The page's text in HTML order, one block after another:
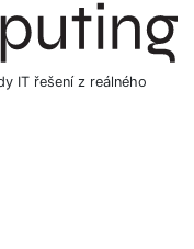
IT řešení z reálného